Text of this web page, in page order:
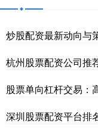
炒股配资最新动向与
杭州股票配资公司推
股票单向杠杆交易：
深圳股票配资平台排